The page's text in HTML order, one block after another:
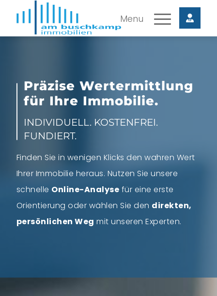
Präzise Wertermittlung
für Ihre Immobilie.
INDIVIDUELL. KOSTENFREI.
FUNDIERT.
Finden Sie in wenigen Klicks den wahren Wert
Ihrer Immobilie heraus. Nutzen Sie unsere
schnelle Online-Analyse für eine erste
Orientierung oder wählen Sie den direkten,
persönlichen Weg mit unseren Experten.